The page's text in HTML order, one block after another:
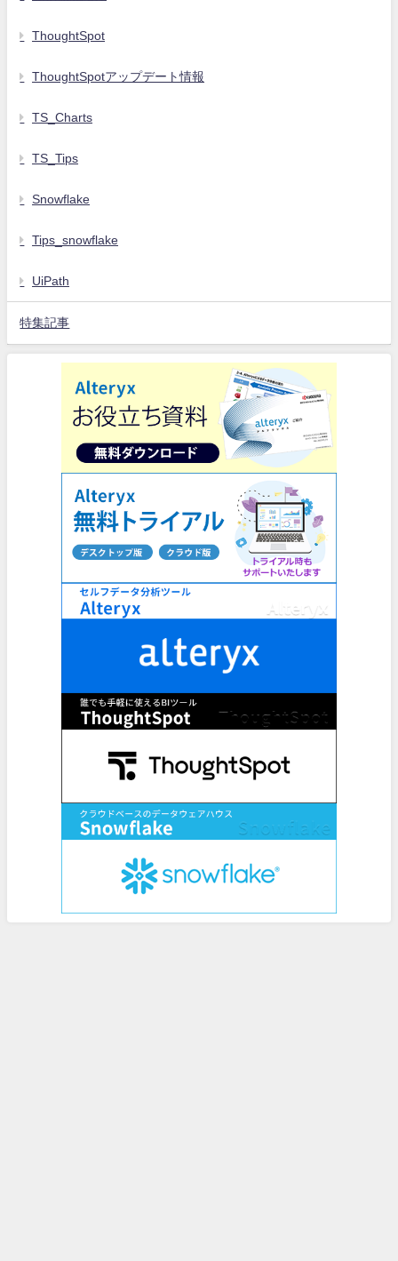
ThoughtSpot
ThoughtSpotアップデート情報
TS_Charts
TS_Tips
Snowflake
Tips_snowflake
UiPath
特集記事